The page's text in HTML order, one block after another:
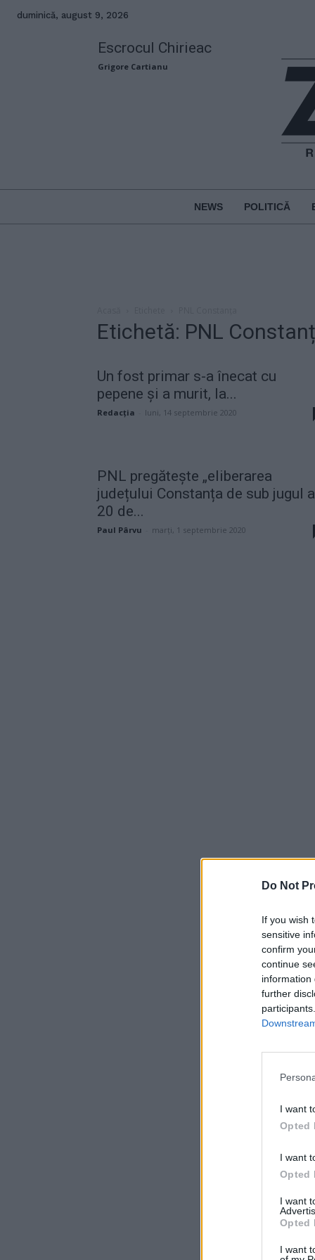
Do Not
If you wish
sensitive
confirm
continue
information
further
I want
Opted
I want
Opted
I want
Opted
I want
duminică, august 9, 2026
Escrocul Chirieac
Grigore Cartianu
NEWS POLITICĂ
Etichetă: PNL
Un fost primar s-a înecat cu
pepene și a murit, la...
Redacţia luni, 14 septembrie 2020
PNL pregătește „eliberarea
județului Constanța de sub jugul a
20 de...
Paul Pârvu marți, 1 septembrie 2020